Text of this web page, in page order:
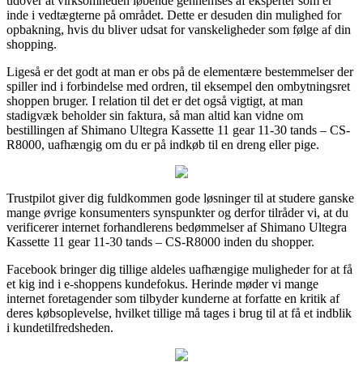
inde i vedtægterne på området. Dette er desuden din mulighed for
opbakning, hvis du bliver udsat for vanskeligheder som følge af din
shopping.
Ligeså er det godt at man er obs på de elementære bestemmelser der
spiller ind i forbindelse med ordren, til eksempel den ombytningsret
shoppen bruger. I relation til det er det også vigtigt, at man
stadigvæk beholder sin faktura, så man altid kan vidne om
bestillingen af Shimano Ultegra Kassette 11 gear 11-30 tands – CS-
R8000, uafhængig om du er på indkøb til en dreng eller pige.
Trustpilot giver dig fuldkommen gode løsninger til at studere ganske
mange øvrige konsumenters synspunkter og derfor tilråder vi, at du
verificerer internet forhandlerens bedømmelser af Shimano Ultegra
Kassette 11 gear 11-30 tands – CS-R8000 inden du shopper.
Facebook bringer dig tillige aldeles uafhængige muligheder for at få
et kig ind i e-shoppens kundefokus. Herinde møder vi mange
internet foretagender som tilbyder kunderne at forfatte en kritik af
deres købsoplevelse, hvilket tillige må tages i brug til at få et indblik
i kundetilfredsheden.